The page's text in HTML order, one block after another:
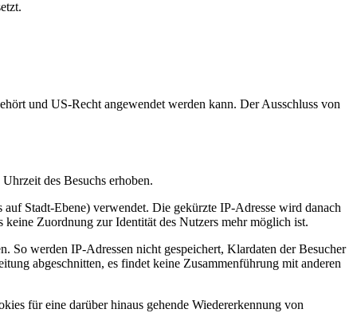
und US-Recht angewendet werden kann. Der Ausschluss von
des Besuchs erhoben.
Stadt-Ebene) verwendet. Die gekürzte IP-Adresse wird danach
keine Zuordnung zur Identität des Nutzers mehr möglich ist.
So werden IP-Adressen nicht gespeichert, Klardaten der Besucher
abgeschnitten, es findet keine Zusammenführung mit anderen
für eine darüber hinaus gehende Wiedererkennung von